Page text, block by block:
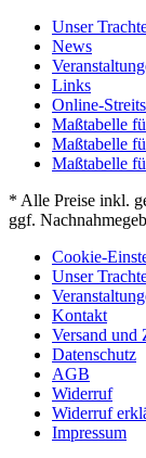
Unser
News
Links
Online-
Maßtabelle
Maßtabelle
Maßtabelle
* Alle Preise inkl.
ggf.
Cookie-
Unser
Kontakt
Versand und
Datenschutz
AGB
Widerruf
Widerruf
Impressum